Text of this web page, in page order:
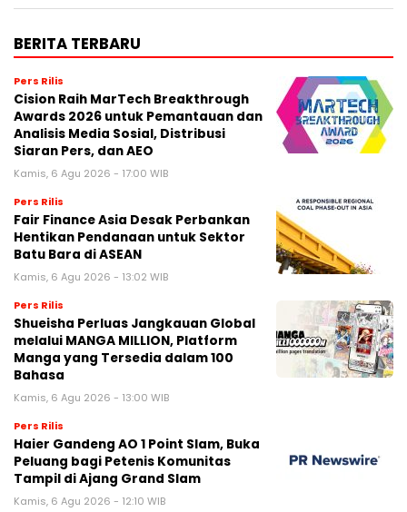
BERITA TERBARU
Pers Rilis
Cision Raih MarTech Breakthrough
Awards 2026 untuk Pemantauan dan
Analisis Media Sosial, Distribusi
Siaran Pers, dan AEO
Kamis, 6 Agu 2026 - 17:00 WIB
Pers Rilis
Fair Finance Asia Desak Perbankan
Hentikan Pendanaan untuk Sektor
Batu Bara di ASEAN
Kamis, 6 Agu 2026 - 13:02 WIB
Pers Rilis
Shueisha Perluas Jangkauan Global
melalui MANGA MILLION, Platform
Manga yang Tersedia dalam 100
Bahasa
Kamis, 6 Agu 2026 - 13:00 WIB
Pers Rilis
Haier Gandeng AO 1 Point Slam, Buka
Peluang bagi Petenis Komunitas
Tampil di Ajang Grand Slam
Kamis, 6 Agu 2026 - 12:10 WIB